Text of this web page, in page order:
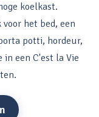
koelkast.
het bed, een
potti, hordeur,
een C'est la Vie